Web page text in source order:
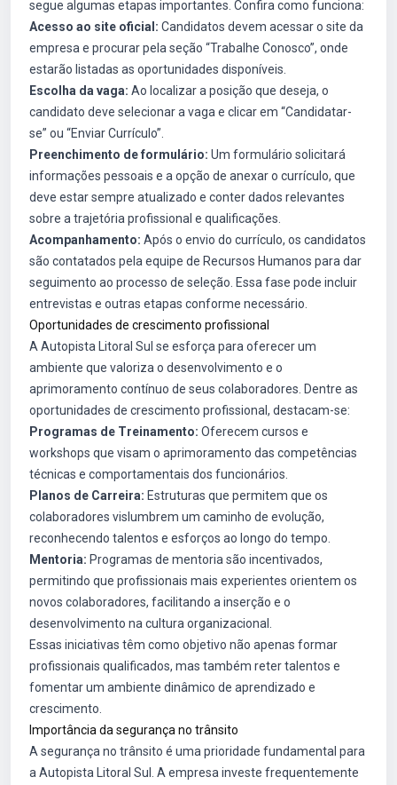
segue algumas etapas importantes. Confira como funciona:
Acesso ao site oficial: Candidatos devem acessar o site da
empresa e procurar pela seção “Trabalhe Conosco”, onde
estarão listadas as oportunidades disponíveis.
Escolha da vaga: Ao localizar a posição que deseja, o
candidato deve selecionar a vaga e clicar em “Candidatar-
se” ou “Enviar Currículo”.
Preenchimento de formulário: Um formulário solicitará
informações pessoais e a opção de anexar o currículo, que
deve estar sempre atualizado e conter dados relevantes
sobre a trajetória profissional e qualificações.
Acompanhamento: Após o envio do currículo, os candidatos
são contatados pela equipe de Recursos Humanos para dar
seguimento ao processo de seleção. Essa fase pode incluir
entrevistas e outras etapas conforme necessário.
Oportunidades de crescimento profissional
A Autopista Litoral Sul se esforça para oferecer um
ambiente que valoriza o desenvolvimento e o
aprimoramento contínuo de seus colaboradores. Dentre as
oportunidades de crescimento profissional, destacam-se:
Programas de Treinamento: Oferecem cursos e
workshops que visam o aprimoramento das competências
técnicas e comportamentais dos funcionários.
Planos de Carreira: Estruturas que permitem que os
colaboradores vislumbrem um caminho de evolução,
reconhecendo talentos e esforços ao longo do tempo.
Mentoria: Programas de mentoria são incentivados,
permitindo que profissionais mais experientes orientem os
novos colaboradores, facilitando a inserção e o
desenvolvimento na cultura organizacional.
Essas iniciativas têm como objetivo não apenas formar
profissionais qualificados, mas também reter talentos e
fomentar um ambiente dinâmico de aprendizado e
crescimento.
Importância da segurança no trânsito
A segurança no trânsito é uma prioridade fundamental para
a Autopista Litoral Sul. A empresa investe frequentemente